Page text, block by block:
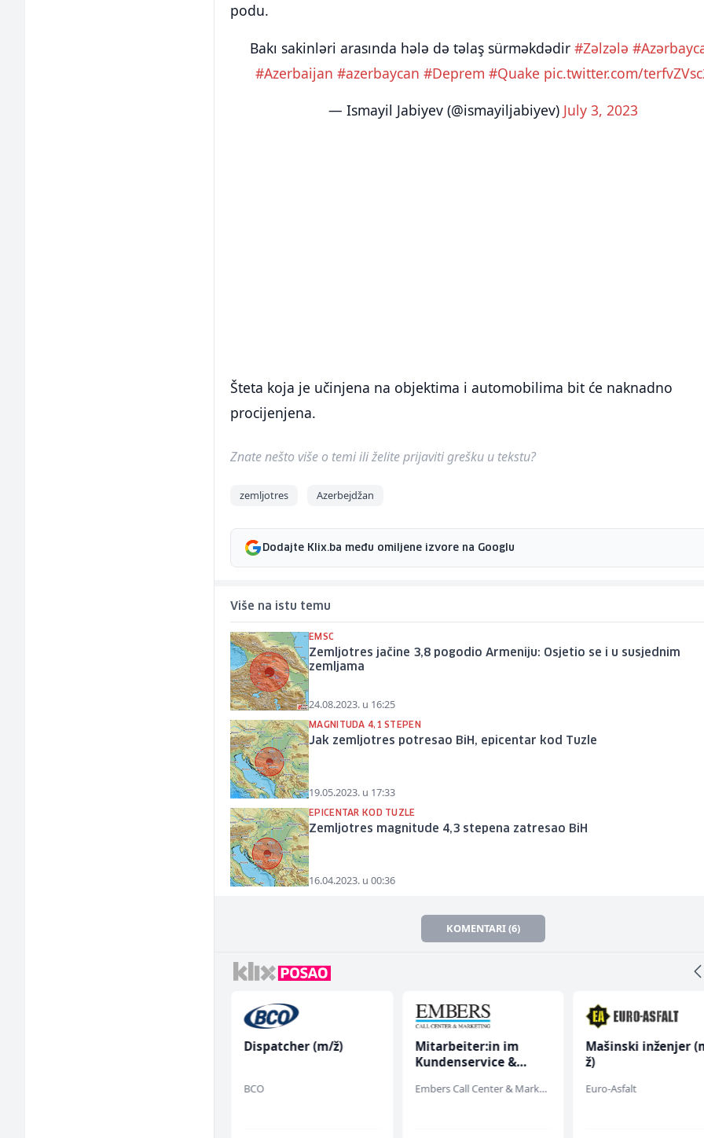
podu.
Bakı sakinləri arasında hələ də təlaş sürməkdədir#Zəlzələ
#Azerbaijan #azerbaycan #Deprem #Quake pic.twitter.com/
— Ismayil Jabiyev (@ismayiljabiyev) July 3, 2023
Šteta koja je učinjena na objektima i automobilima bit će naknadno
procijenjena.
Znate nešto više o temi ili želite prijaviti grešku u tekstu?
zemljotres Azerbejdžan
Dodajte Klix.ba među omiljene izvore na Googlu
Više na istu temu
EMSC
Zemljotres jačine 3,8 pogodio Armeniju: Osjetio se i u susjednim
zemljama
24.08.2023. u 16:25
MAGNITUDA 4,1 STEPEN
Jak zemljotres potresao BiH, epicentar kod Tuzle
19.05.2023. u 17:33
EPICENTAR KOD TUZLE
Zemljotres magnitude 4,3 stepena zatresao BiH
16.04.2023. u 00:36
KOMENTARI (6)
Dispatcher (m/ž)
BCO
Mitarbeiter:in im
Kundenservice &
Embers Call Center & Marketing
Mašinski inženjer
ž)
Euro-Asfalt